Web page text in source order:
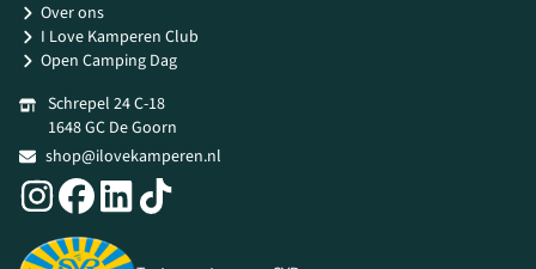
Over ons
I Love Kamperen Club
Open Camping Dag
Schrepel 24 C-18
1648 GC De Goorn
shop@ilovekamperen.nl